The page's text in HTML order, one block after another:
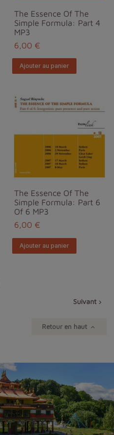
The Essence Of The
Simple Formula: Part 4
MP3
6,00 €
Ajouter au panier
The Essence Of The
Simple Formula: Part 6
Of 6 MP3
6,00 €
Ajouter au panier
Suivant 
Retour en haut 